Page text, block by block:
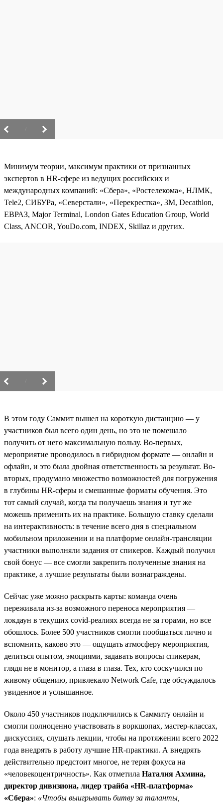
Минимум теории, максимум практики от признанных
экспертов в HR-сфере из ведущих российских и
международных компаний: «Сбера», «Ростелекома», НЛМК,
Tele2, СИБУРа, «Северстали», «Перекрестка», 3М, Decathlon,
ЕВРАЗ, Major Terminal, London Gates Education Group, World
Class, ANCOR, YouDo.com, INDEX, Skillaz и других.
В этом году Саммит вышел на короткую дистанцию — у
участников был всего один день, но это не помешало
получить от него максимальную пользу. Во-первых,
мероприятие проводилось в гибридном формате — онлайн и
офлайн, и это была двойная ответственность за результат. Во-
вторых, продумано множество возможностей для погружения
в глубины HR-сферы и смешанные форматы обучения. Это
тот самый случай, когда ты получаешь знания и тут же
можешь применить их на практике. Большую ставку сделали
на интерактивность: в течение всего дня в специальном
мобильном приложении и на платформе онлайн-трансляции
участники выполняли задания от спикеров. Каждый получил
свой бонус — все смогли закрепить полученные знания на
практике, а лучшие результаты были вознаграждены.
Сейчас уже можно раскрыть карты: команда очень
переживала из-за возможного переноса мероприятия —
локдаун в текущих covid-реалиях всегда не за горами, но все
обошлось. Более 500 участников смогли пообщаться лично и
вспомнить, каково это — ощущать атмосферу мероприятия,
делиться опытом, эмоциями, задавать вопросы спикерам,
глядя не в монитор, а глаза в глаза. Тех, кто соскучился по
живому общению, привлекало Network Cafe, где обсуждалось
увиденное и услышанное.
Около 450 участников подключились к Саммиту онлайн и
смогли полноценно участвовать в воркшопах, мастер-классах,
дискуссиях, слушать лекции, чтобы на протяжении всего 2022
года внедрять в работу лучшие HR-практики. А внедрять
действительно предстоит многое, не теряя фокуса на
«человекоцентричность». Как отметила Наталия Ахмина,
директор дивизиона, лидер трайба «HR-платформа»
«Сбера»: «Чтобы выигрывать битву за таланты,